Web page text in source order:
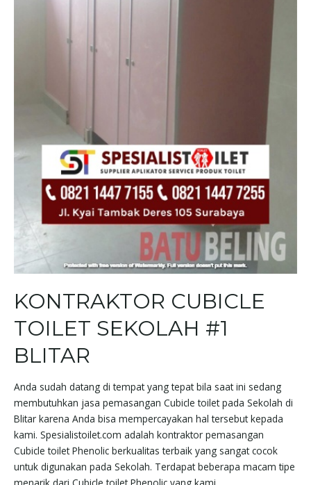
KONTRAKTOR CUBICLE
TOILET SEKOLAH #1
BLITAR
Anda sudah datang di tempat yang tepat bila saat ini sedang
membutuhkan jasa pemasangan Cubicle toilet pada Sekolah di
Blitar karena Anda bisa mempercayakan hal tersebut kepada
kami. Spesialistoilet.com adalah kontraktor pemasangan
Cubicle toilet Phenolic berkualitas terbaik yang sangat cocok
untuk digunakan pada Sekolah. Terdapat beberapa macam tipe